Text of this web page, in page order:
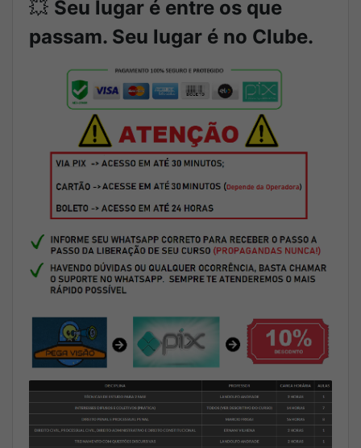
💥 Seu lugar é entre os que
passam. Seu lugar é no Clube.